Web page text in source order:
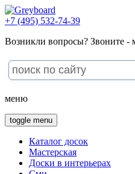
+7 (495) 532-74-39
Возникли вопросы? Звоните -
меню
toggle menu
Каталог досок
Мастерская
Доски в интерьерах